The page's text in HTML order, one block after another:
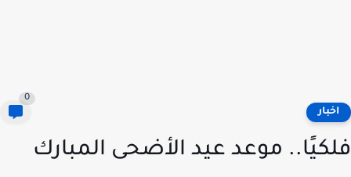
موعد عيد الأضحى المبارك